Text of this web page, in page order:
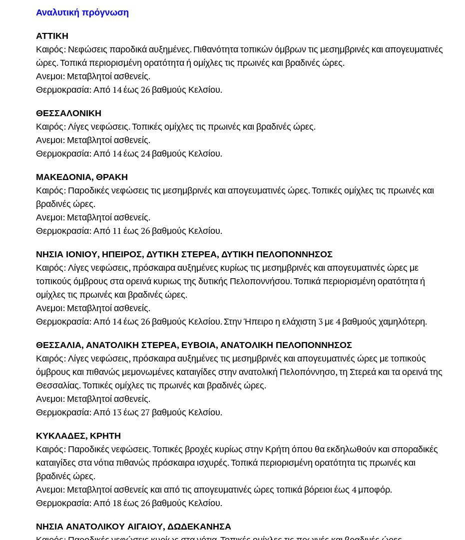
Αναλυτική πρόγνωση
ΑΤΤΙΚΗ
Καιρός: Νεφώσεις παροδικά αυξημένες. Πιθανότητα τοπικών όμβρων τις μεσημβρινές και απογευματινές
ώρες. Τοπικά περιορισμένη ορατότητα ή ομίχλες τις πρωινές και βραδινές ώρες.
Ανεμοι: Μεταβλητοί ασθενείς.
Θερμοκρασία: Από 14 έως 26 βαθμούς Κελσίου.
ΘΕΣΣΑΛΟΝΙΚΗ
Καιρός: Λίγες νεφώσεις. Τοπικές ομίχλες τις πρωινές και βραδινές ώρες.
Ανεμοι: Μεταβλητοί ασθενείς.
Θερμοκρασία: Από 14 έως 24 βαθμούς Κελσίου.
ΜΑΚΕΔΟΝΙΑ, ΘΡΑΚΗ
Καιρός: Παροδικές νεφώσεις τις μεσημβρινές και απογευματινές ώρες. Τοπικές ομίχλες τις πρωινές και
βραδινές ώρες.
Ανεμοι: Μεταβλητοί ασθενείς.
Θερμοκρασία: Από 11 έως 26 βαθμούς Κελσίου.
ΝΗΣΙΑ ΙΟΝΙΟΥ, ΗΠΕΙΡΟΣ, ΔΥΤΙΚΗ ΣΤΕΡΕΑ, ΔΥΤΙΚΗ ΠΕΛΟΠΟΝΝΗΣΟΣ
Καιρός: Λίγες νεφώσεις, πρόσκαιρα αυξημένες κυρίως τις μεσημβρινές και απογευματινές ώρες με
τοπικούς όμβρους στα ορεινά κυριως της δυτικής Πελοποννήσου. Τοπικά περιορισμένη ορατότητα ή
ομίχλες τις πρωινές και βραδινές ώρες.
Ανεμοι: Μεταβλητοί ασθενείς.
Θερμοκρασία: Από 14 έως 26 βαθμούς Κελσίου. Στην Ήπειρο η ελάχιστη 3 με 4 βαθμούς χαμηλότερη.
ΘΕΣΣΑΛΙΑ, ΑΝΑΤΟΛΙΚΗ ΣΤΕΡΕΑ, ΕΥΒΟΙΑ, ΑΝΑΤΟΛΙΚΗ ΠΕΛΟΠΟΝΝΗΣΟΣ
Καιρός: Λίγες νεφώσεις, πρόσκαιρα αυξημένες τις μεσημβρινές και απογευματινές ώρες με τοπικούς
όμβρους και πιθανώς μεμονωμένες καταιγίδες στην ανατολική Πελοπόννησο, τη Στερεά και τα ορεινά της
Θεσσαλίας. Τοπικές ομίχλες τις πρωινές και βραδινές ώρες.
Ανεμοι: Μεταβλητοί ασθενείς.
Θερμοκρασία: Από 13 έως 27 βαθμούς Κελσίου.
ΚΥΚΛΑΔΕΣ, ΚΡΗΤΗ
Καιρός: Παροδικές νεφώσεις. Τοπικές βροχές κυρίως στην Κρήτη όπου θα εκδηλωθούν και σποραδικές
καταιγίδες στα νότια πιθανώς πρόσκαιρα ισχυρές. Τοπικά περιορισμένη ορατότητα τις πρωινές και
βραδινές ώρες.
Ανεμοι: Μεταβλητοί ασθενείς και από τις απογευματινές ώρες τοπικά βόρειοι έως 4 μποφόρ.
Θερμοκρασία: Από 18 έως 26 βαθμούς Κελσίου.
ΝΗΣΙΑ ΑΝΑΤΟΛΙΚΟΥ ΑΙΓΑΙΟΥ, ΔΩΔΕΚΑΝΗΣΑ